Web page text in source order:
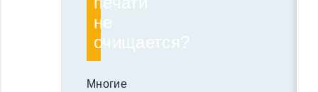
не
очищается?
Многие